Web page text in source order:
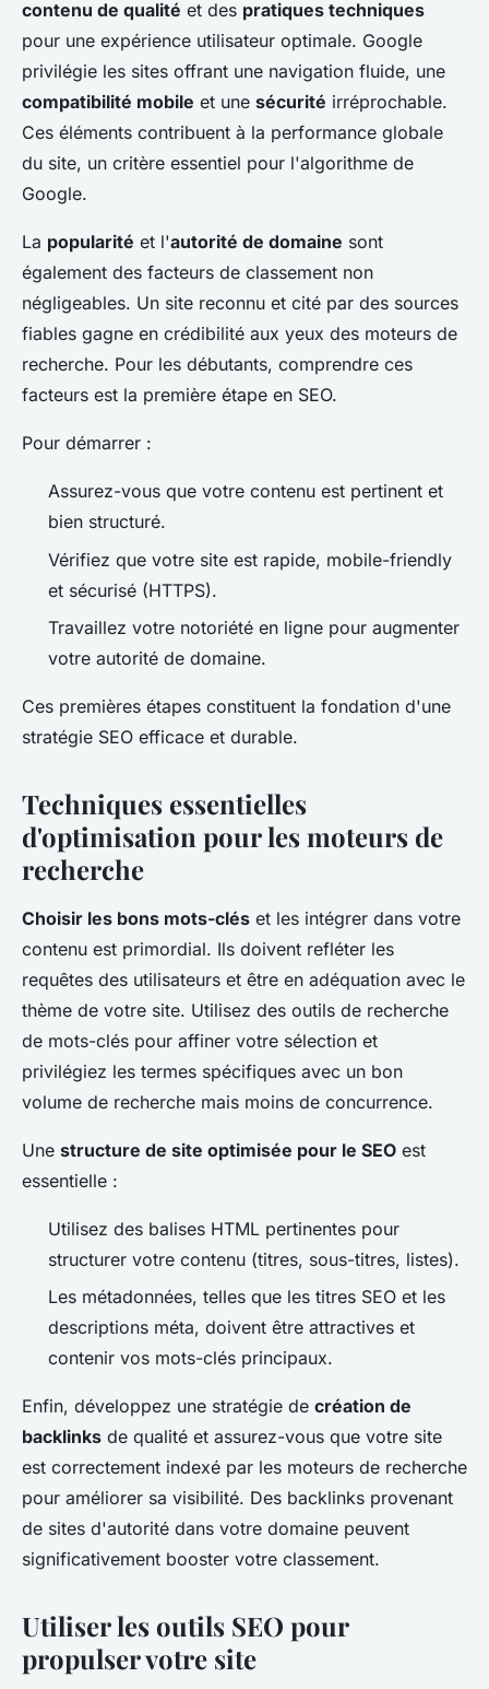
contenu de qualité et des pratiques techniques
pour une expérience utilisateur optimale. Google
privilégie les sites offrant une navigation fluide, une
compatibilité mobile et une sécurité irréprochable.
Ces éléments contribuent à la performance globale
du site, un critère essentiel pour l'algorithme de
Google.
La popularité et l'autorité de domaine sont
également des facteurs de classement non
négligeables. Un site reconnu et cité par des sources
fiables gagne en crédibilité aux yeux des moteurs de
recherche. Pour les débutants, comprendre ces
facteurs est la première étape en SEO.
Pour démarrer :
Assurez-vous que votre contenu est pertinent et
bien structuré.
Vérifiez que votre site est rapide, mobile-friendly
et sécurisé (HTTPS).
Travaillez votre notoriété en ligne pour augmenter
votre autorité de domaine.
Ces premières étapes constituent la fondation d'une
stratégie SEO efficace et durable.
Techniques essentielles
d'optimisation pour les moteurs de
recherche
Choisir les bons mots-clés et les intégrer dans votre
contenu est primordial. Ils doivent refléter les
requêtes des utilisateurs et être en adéquation avec le
thème de votre site. Utilisez des outils de recherche
de mots-clés pour affiner votre sélection et
privilégiez les termes spécifiques avec un bon
volume de recherche mais moins de concurrence.
Une structure de site optimisée pour le SEO est
essentielle :
Utilisez des balises HTML pertinentes pour
structurer votre contenu (titres, sous-titres, listes).
Les métadonnées, telles que les titres SEO et les
descriptions méta, doivent être attractives et
contenir vos mots-clés principaux.
Enfin, développez une stratégie de création de
backlinks de qualité et assurez-vous que votre site
est correctement indexé par les moteurs de recherche
pour améliorer sa visibilité. Des backlinks provenant
de sites d'autorité dans votre domaine peuvent
significativement booster votre classement.
Utiliser les outils SEO pour
propulser votre site